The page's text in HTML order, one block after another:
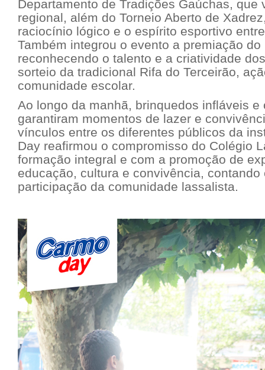
Departamento de Tradições Gaúchas, que
regional, além do Torneio Aberto de
raciocínio lógico e o espírito esportivo
Também integrou o evento a premiação
reconhecendo o talento e a criatividade
sorteio da tradicional Rifa do Terceirão,
comunidade escolar.
Ao longo da manhã, brinquedos infláveis e
garantiram momentos de lazer e
vínculos entre os diferentes públicos da
Day reafirmou o compromisso do Colégio
formação integral e com a promoção de
educação, cultura e convivência,
participação da comunidade lassalista.